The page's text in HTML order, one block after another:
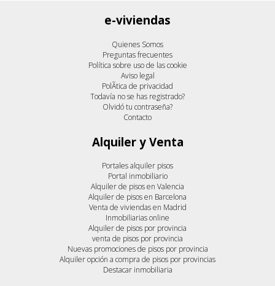
e-viviendas
Quienes Somos
Preguntas frecuentes
Política sobre uso de las cookie
Aviso legal
PolÃ­tica de privacidad
Todavía no se has registrado?
Olvidó tu contraseña?
Contacto
Alquiler y Venta
Portales alquiler pisos
Portal inmobiliario
Alquiler de pisos en Valencia
Alquiler de pisos en Barcelona
Venta de viviendas en Madrid
Inmobiliarias online
Alquiler de pisos por provincia
venta de pisos por provincia
Nuevas promociones de pisos por provincia
Alquiler opción a compra de pisos por provincias
Destacar inmobiliaria